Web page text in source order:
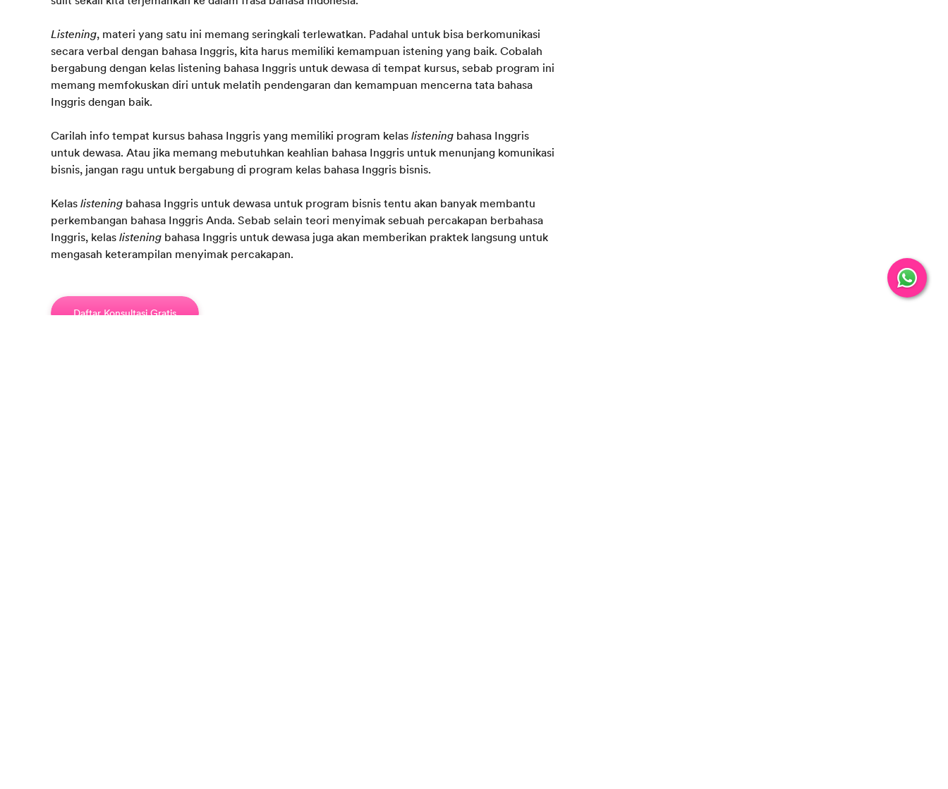
Listening, materi yang satu ini memang seringkali terlewatkan. Padahal untuk bisa berkomunikasi
secara verbal dengan bahasa Inggris, kita harus memiliki kemampuan istening yang baik. Cobalah
bergabung dengan kelas listening bahasa Inggris untuk dewasa di tempat kursus, sebab program ini
memang memfokuskan diri untuk melatih pendengaran dan kemampuan mencerna tata bahasa
Inggris dengan baik.
Carilah info tempat kursus bahasa Inggris yang memiliki program kelaslistening bahasa Inggris
untuk dewasa. Atau jika memang mebutuhkan keahlian bahasa Inggris untuk menunjang komunikasi
bisnis, jangan ragu untuk bergabung di program kelas bahasa Inggris bisnis.
Kelaslistening bahasa Inggris untuk dewasa untuk program bisnis tentu akan banyak membantu
perkembangan bahasa Inggris Anda. Sebab selain teori menyimak sebuah percakapan berbahasa
Inggris, kelaslistening bahasa Inggris untuk dewasa juga akan memberikan praktek langsung untuk
mengasah keterampilan menyimak percakapan.
Daftar Konsultasi Gratis